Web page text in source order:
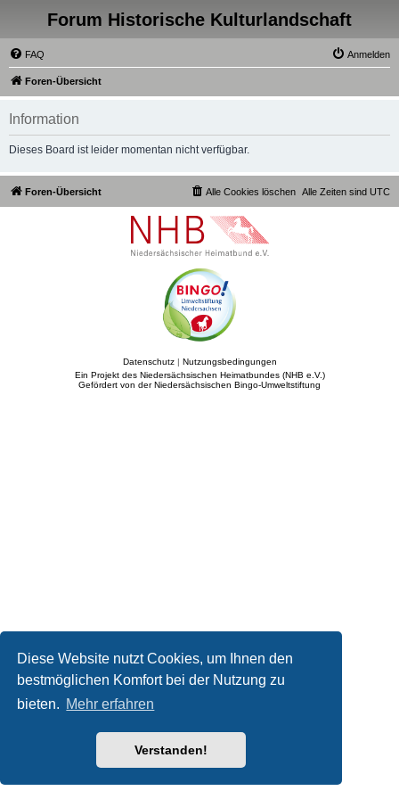
Diese Website nutzt Cookies, um Ihnen den
bestmöglichen Komfort bei der Nutzung zu
bieten. Mehr erfahren
Verstanden!
Forum Historische Kulturlandschaft
FAQ Anmelden
Foren-Übersicht
Information
Dieses Board ist leider momentan nicht verfügbar.
Foren-Übersicht Alle Zeiten sind UTC
Alle Cookies löschen
Datenschutz| Nutzungsbedingungen
Ein Projekt des Niedersächsischen Heimatbundes (NHB e.V.)
Gefördert von der Niedersächsischen Bingo-Umweltstiftung